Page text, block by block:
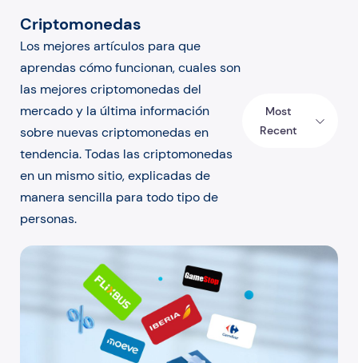
Criptomonedas
Los mejores artículos para que
aprendas cómo funcionan, cuales son
las mejores criptomonedas del
mercado y la última información
sobre nuevas criptomonedas en
tendencia. Todas las criptomonedas
en un mismo sitio, explicadas de
manera sencilla para todo tipo de
personas.
Most
Recent
¿Cómo puedo gastar criptomonedas en mis tiendas